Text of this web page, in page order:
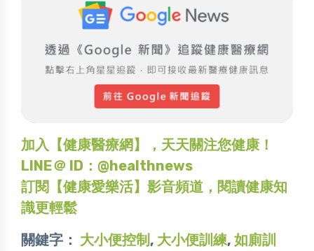
加入【健康醫療網】，天天關注您健康！
LINE＠ ID：@healthnews
訂閱【健康愛樂活】影音頻道，閱讀健康知
識更輕鬆
關鍵字： 大小便控制 , 大小便訓練, 如廁訓